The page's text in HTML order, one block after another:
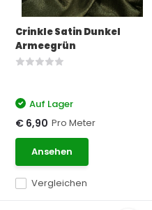
Crinkle Satin Dunkel
Armeegrün
Vergleichen
Auf Lager
€ 6,90 Pro Meter
Ansehen